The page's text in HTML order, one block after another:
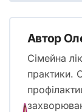
Автор
Сімейна
практики.